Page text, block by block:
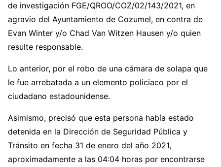
de investigación FGE/QROO/COZ/02/143/2021, en
agravio del Ayuntamiento de Cozumel, en contra de
Evan Winter y/o Chad Van Witzen Hausen y/o quien
resulte responsable.
Lo anterior, por el robo de una cámara de solapa que
le fue arrebatada a un elemento policiaco por el
ciudadano estadounidense.
Asimismo, precisó que esta persona había estado
detenida en la Dirección de Seguridad Pública y
Tránsito en fecha 31 de enero del año 2021,
aproximadamente a las 04:04 horas por encontrarse